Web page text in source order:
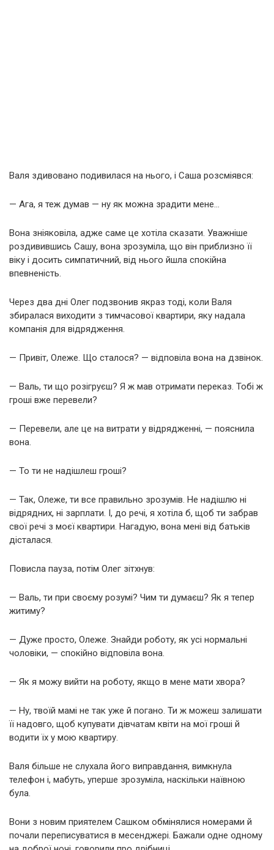
Валя здивовано подивилася на нього, і Саша розсміявся:
— Ага, я теж думав — ну як можна зрадити мене…
Вона зніяковіла, адже саме це хотіла сказати. Уважніше
роздивившись Сашу, вона зрозуміла, що він приблизно її
віку і досить симпатичний, від нього йшла спокійна
впевненість.
Через два дні Олег подзвонив якраз тоді, коли Валя
збиралася виходити з тимчасової квартири, яку надала
компанія для відрядження.
— Привіт, Олеже. Що сталося? — відповіла вона на дзвінок.
— Валь, ти що розігруєш? Я ж мав отримати переказ. Тобі ж
гроші вже перевели?
— Перевели, але це на витрати у відрядженні, — пояснила
вона.
— То ти не надішлеш гроші?
— Так, Олеже, ти все правильно зрозумів. Не надішлю ні
відрядних, ні зарплати. І, до речі, я хотіла б, щоб ти забрав
свої речі з моєї квартири. Нагадую, вона мені від батьків
дісталася.
Повисла пауза, потім Олег зітхнув:
— Валь, ти при своєму розумі? Чим ти думаєш? Як я тепер
житиму?
— Дуже просто, Олеже. Знайди роботу, як усі нормальні
чоловіки, — спокійно відповіла вона.
— Як я можу вийти на роботу, якщо в мене мати хвора?
— Ну, твоїй мамі не так уже й погано. Ти ж можеш залишати
її надовго, щоб купувати дівчатам квіти на мої гроші й
водити їх у мою квартиру.
Валя більше не слухала його виправдання, вимкнула
телефон і, мабуть, уперше зрозуміла, наскільки наївною
була.
Вони з новим приятелем Сашком обмінялися номерами й
почали переписуватися в месенджері. Бажали одне одному